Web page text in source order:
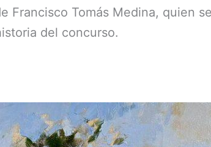
Francisco Tomás Medina, quien
del concurso.